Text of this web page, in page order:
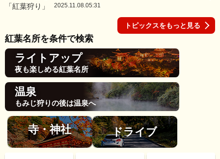
2025.11.08.05:31
トピックスをもっと見る
紅葉名所を条件で検索
ライトアップ
夜も楽しめる紅葉名所
温泉
もみじ狩りの後は温泉へ
寺・神社 ドライブ